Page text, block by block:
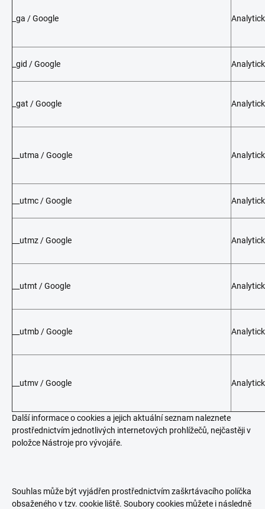
_ga / Google
_gid / Google
_gat / Google
__utma / Google
__utmc / Google
__utmz / Google
__utmt / Google
__utmb / Google
__utmv / Google
Další informace o cookies a jejich aktuální seznam naleznete
prostřednictvím jednotlivých internetových prohlížečů, nejčastěji v
položce Nástroje pro vývojáře.
Souhlas může být vyjádřen prostřednictvím zaškrtávacího políčka
obsaženého v tzv. cookie liště. Soubory cookies můžete i následně